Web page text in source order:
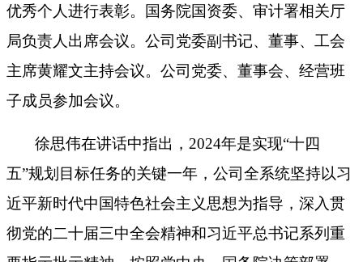
优秀个人进行表彰。国务院国资委、审计署相关厅
局负责人出席会议。公司党委副书记、董事、工会
主席黄耀文主持会议。公司党委、董事会、经营班
子成员参加会议。
徐思伟在讲话中指出，2024年是实现“十四
五”规划目标任务的关键一年，公司全系统坚持以习
近平新时代中国特色社会主义思想为指导，深入贯
彻党的二十届三中全会精神和习近平总书记系列重